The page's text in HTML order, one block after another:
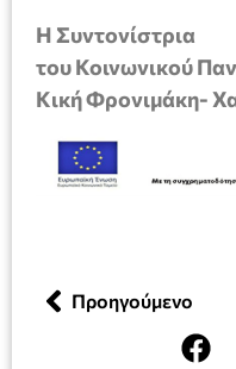
Η Συντονίστρια
του Κοινωνικού
Κική Φρονιμάκη-
Προηγούμενο